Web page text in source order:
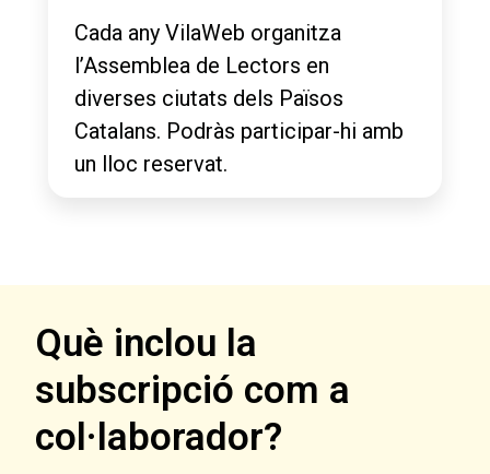
Cada any VilaWeb organitza
l’Assemblea de Lectors en
diverses ciutats dels Països
Catalans. Podràs participar-hi amb
un lloc reservat.
Què inclou la
subscripció com a
col·laborador?